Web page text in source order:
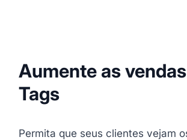
Aumente as
Tags
Permita que seus clientes vejam